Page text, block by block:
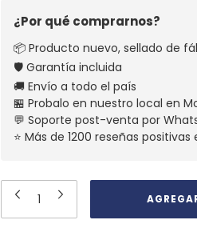
¿Por qué comprarnos?
📦 Producto nuevo, sellado de
🛡️ Garantía incluida
🚚 Envío a todo el país
🏪 Probalo en nuestro local en
💬 Soporte post-venta por
⭐ Más de 1200 reseñas positivas